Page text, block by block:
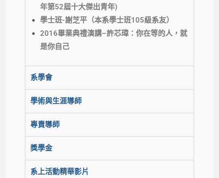
年第52屆十大傑出青年)
學士班-謝芝平 （本系學士班105級系友）
2016畢業典禮演講–許芯瑋：你在等的人，就
是你自己
系學會
學術與生涯導師
專責導師
獎學金
系上活動精華影片